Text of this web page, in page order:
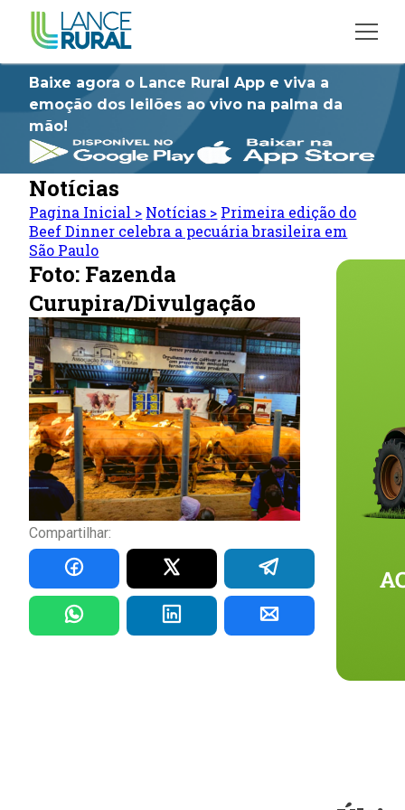
Baixe agora o Lance Rural App e viva a
emoção dos leilões ao vivo na palma da
mão!
Notícias
Pagina Inicial > Notícias > Primeira edição do
Beef Dinner celebra a pecuária brasileira em
São Paulo
Foto: Fazenda
Curupira/Divulgação
Compartilhar: